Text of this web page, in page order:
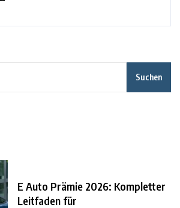
Suchen
E Auto Prämie 2026: Kompletter
Leitfaden für